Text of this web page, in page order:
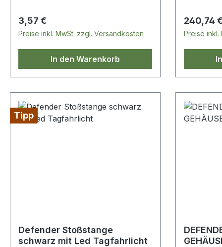
Regulärer Preis:
3,57 €
Preise inkl. MwSt. zzgl. Versandkosten
In den Warenkorb
Regulärer
240,74 €
Preise inkl.
Tipp
Defender Stoßstange
schwarz mit Led Tagfahrlicht